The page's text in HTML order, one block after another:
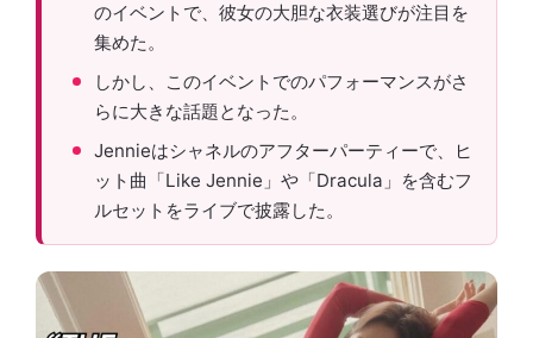
のイベントで、彼女の大胆な衣装選びが注目を
集めた。
しかし、このイベントでのパフォーマンスがさ
らに大きな話題となった。
Jennieはシャネルのアフターパーティーで、ヒ
ット曲「Like Jennie」や「Dracula」を含むフ
ルセットをライブで披露した。